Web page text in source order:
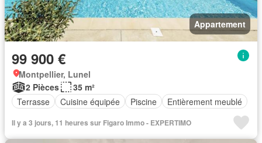
Appartement
99 900 €
Montpellier, Lunel
2 Pièces
35 m²
Terrasse
Cuisine équipée Piscine Entièrement meublé
Il y a 3 jours, 11 heures sur Figaro Immo - EXPERTIMO